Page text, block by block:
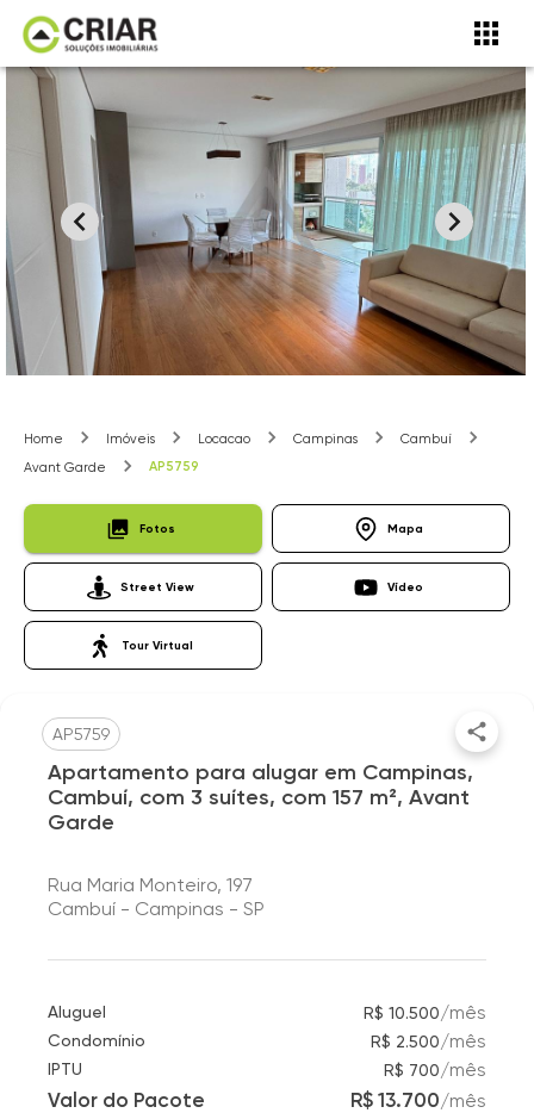
Home Imóveis Locacao Campinas
Cambuí
Avant Garde
AP5759
Fotos Mapa
Street View Vídeo
Tour Virtual
AP5759
Apartamento para alugar em Campinas,
Cambuí, com 3 suítes, com 157 m², Avant
Garde
Rua Maria Monteiro, 197
Cambuí - Campinas - SP
Aluguel R$ 10.500/mês
Condomínio R$ 2.500/mês
IPTU R$ 700/mês
Valor do Pacote R$ 13.700/mês